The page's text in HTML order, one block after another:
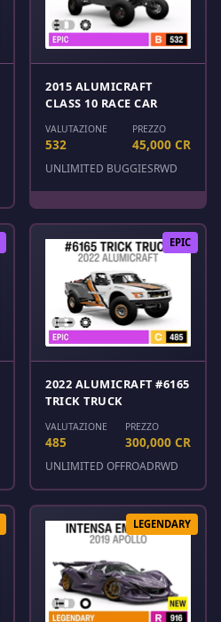
2015 ALUMICRAFT
CLASS 10 RACE CAR
VALUTAZIONE
532
PREZZO
45,000 CR
UNLIMITED BUGGIESRWD
EPIC
2022 ALUMICRAFT #6165
TRICK TRUCK
VALUTAZIONE
485
PREZZO
300,000 CR
UNLIMITED OFFROADRWD
LEGENDARY